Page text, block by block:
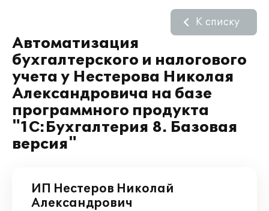
Автоматизация
бухгалтерского и налогового
учета у Нестерова Николая
Александровича на базе
программного продукта
"1С:Бухгалтерия 8. Базовая
версия"
К списку
ИП Нестеров Николай
Александрович